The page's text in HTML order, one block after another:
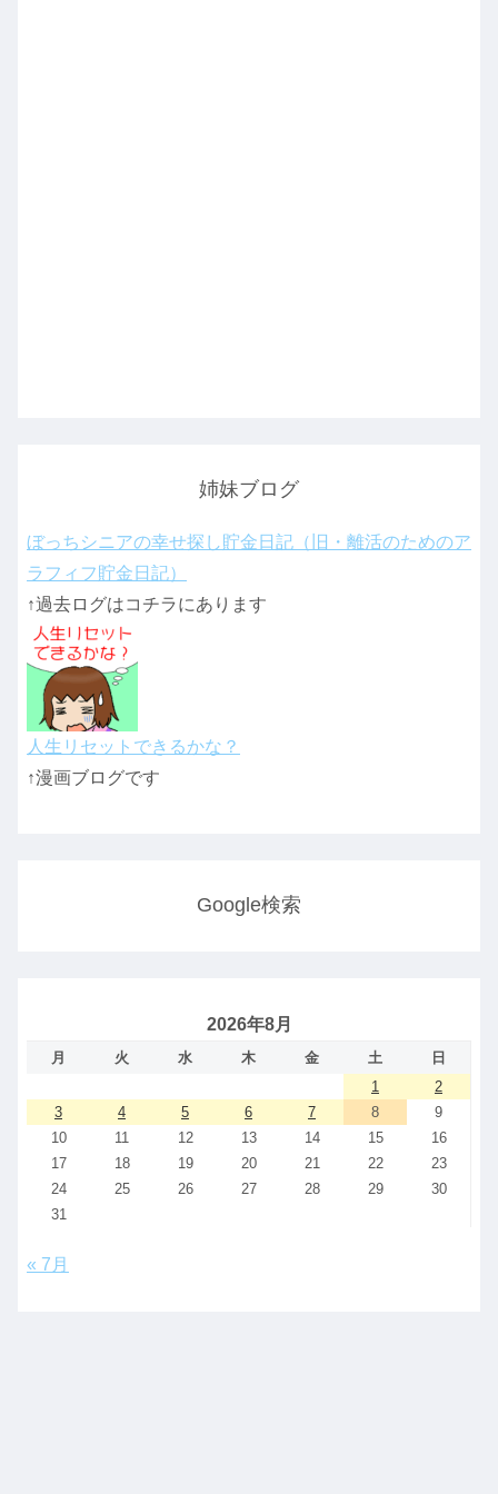
姉妹ブログ
ぼっちシニアの幸せ探し貯金日記（旧・離活のためのア
ラフィフ貯金日記）
↑過去ログはコチラにあります
人生リセットできるかな？
↑漫画ブログです
Google検索
2026年8月
月 火 水 木 金 土
日
1
2
3
4 5 6 7 8
9
10
11 12 13 14 15
16
17
18 19 20 21 22
23
24
25 26 27 28 29
30
31
« 7月